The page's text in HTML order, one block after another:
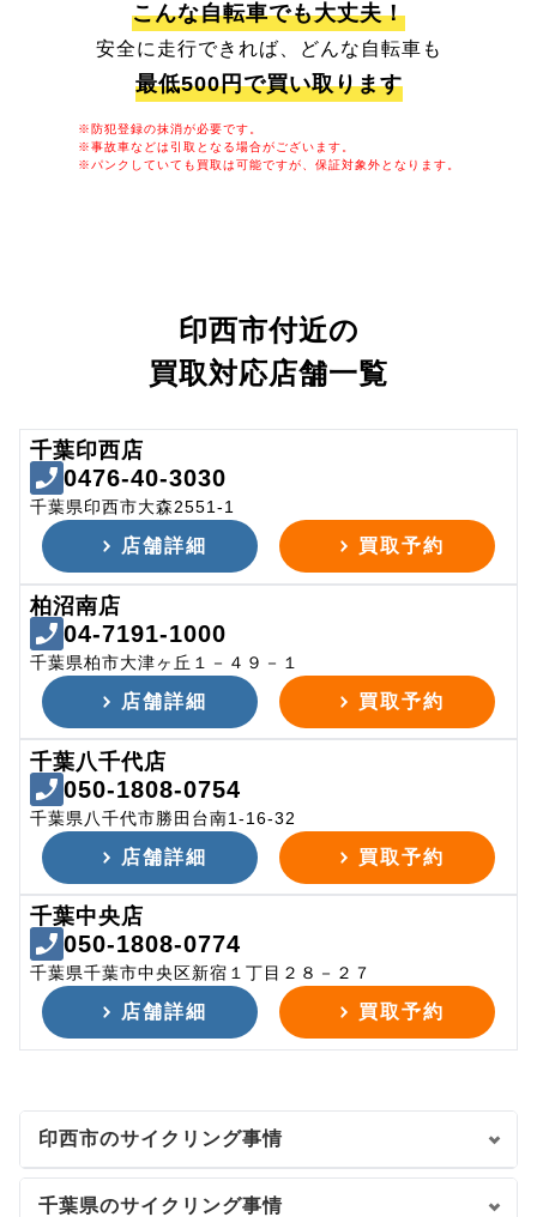
こんな自転車でも大丈夫！
安全に走行できれば、どんな自転車も
最低500円で買い取ります
※防犯登録の抹消が必要です。
※事故車などは引取となる場合がございます。
※パンクしていても買取は可能ですが、保証対象外となります。
印西市付近の
買取対応店舗一覧
千葉印西店
0476-40-3030
千葉県印西市大森2551-1
店舗詳細 買取予約
柏沼南店
04-7191-1000
千葉県柏市大津ヶ丘１－４９－１
店舗詳細 買取予約
千葉八千代店
050-1808-0754
千葉県八千代市勝田台南1-16-32
店舗詳細 買取予約
千葉中央店
050-1808-0774
千葉県千葉市中央区新宿１丁目２８－２７
店舗詳細 買取予約
印西市のサイクリング事情
千葉県のサイクリング事情